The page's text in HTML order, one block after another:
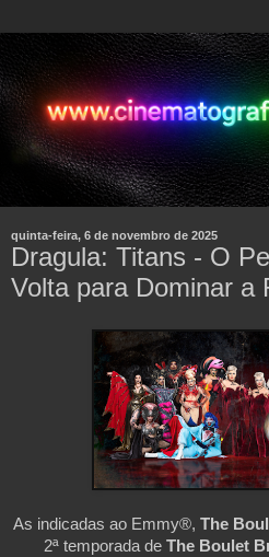
quinta-feira, 6 de novembro de 2025
Dragula: Titans - O
Volta para Dominar a
As indicadas ao Emmy®, The
2ª temporada de The Boulet